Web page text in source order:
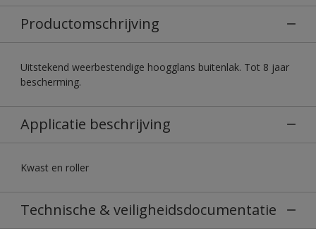
Productomschrijving
Uitstekend weerbestendige hoogglans buitenlak. Tot 8 jaar
bescherming.
Applicatie beschrijving
Kwast en roller
Technische & veiligheidsdocumentatie